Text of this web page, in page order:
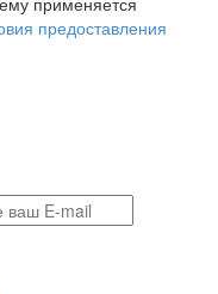
предоставления